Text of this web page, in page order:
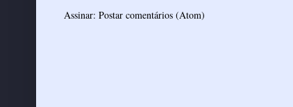
Assinar: Postar comentários (Atom)